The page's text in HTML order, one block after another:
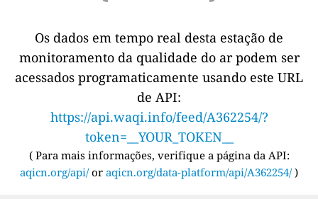
Os dados em tempo real desta estação de
monitoramento da qualidade do ar podem ser
acessados programaticamente usando este URL
de API:
https://api.waqi.info/feed/A362254/?
token=__YOUR_TOKEN__
( Para mais informações, verifique a página da API:
aqicn.org/api/or aqicn.org/data-platform/api/A362254/)